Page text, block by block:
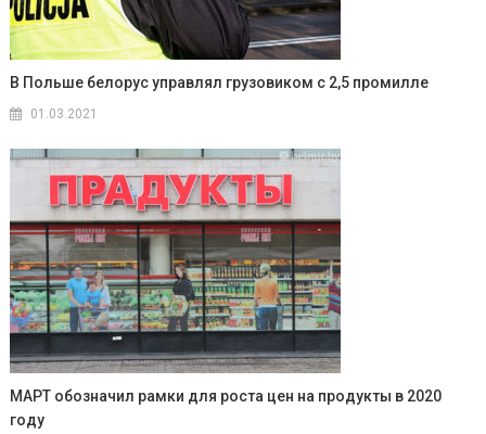
В Польше белорус управлял грузовиком с 2,5 промилле
01.03.2021
МАРТ обозначил рамки для роста цен на продукты в 2020
году